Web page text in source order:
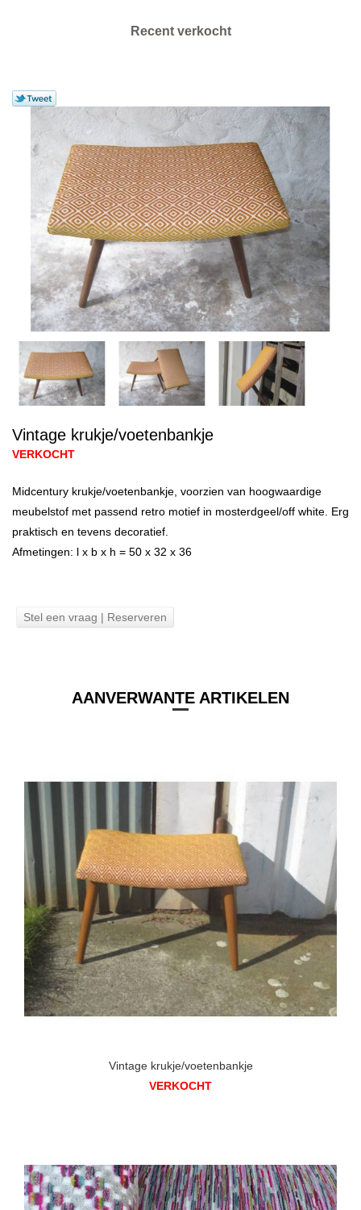
Recent verkocht
Vintage krukje/voetenbankje
VERKOCHT
Midcentury krukje/voetenbankje, voorzien van hoogwaardige
meubelstof met passend retro motief in mosterdgeel/off white. Erg
praktisch en tevens decoratief.
Afmetingen: l x b x h = 50 x 32 x 36
Stel een vraag | Reserveren
AANVERWANTE ARTIKELEN
Vintage krukje/voetenbankje
VERKOCHT